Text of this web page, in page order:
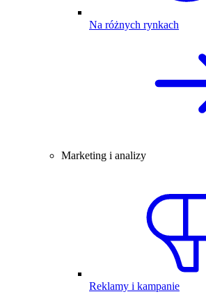
Na różnych rynkach
Marketing i analizy
Reklamy i kampanie